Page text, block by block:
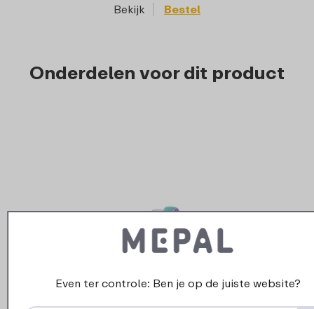
Bekijk Bestel
Onderdelen voor dit product
›
Even ter controle: Ben je op de juiste website?